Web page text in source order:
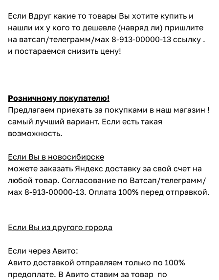
Если Вдруг какие то товары Вы хотите купить и
нашли их у кого то дешевле (навряд ли) пришлите
на ватсап/телеграмм/мах 8-913-00000-13 ссылку .
и постараемся снизить цену!
Розничному покупателю!
Предлагаем приехать за покупками в наш магазин !
самый лучший вариант. Если есть такая
возможность.
Если Вы в новосибирске
можете заказать Яндекс доставку за свой счет на
любой товар. Согласование по Ватсап/телеграмм/
мах 8-913-00000-13. Оплата 100% перед отправкой.
Если Вы из другого города
Если через Авито:
Авито доставкой отправляем только по 100%
предоплате. В Авито ставим за товар по